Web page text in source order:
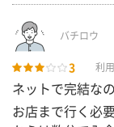
バチロウ
3 利
ネットで完結な
お店まで行く必